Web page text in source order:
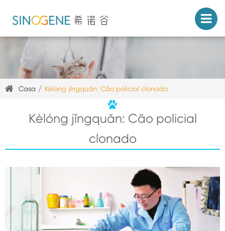
Casa Kèlóng jǐngquǎn: Cão policial clonado
Kèlóng jǐngquǎn: Cão policial
clonado